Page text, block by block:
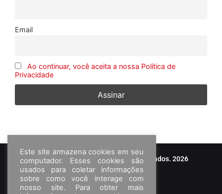
Email
Ao continuar, você aceita a nossa Política de
Privacidade
© Frota&Cia - Todos os direitos reservados. 2026
Este site armazena cookies em seu
computador. Esses cookies são
usados para coletar informações
sobre como você interage com
nosso site. Para obter mais